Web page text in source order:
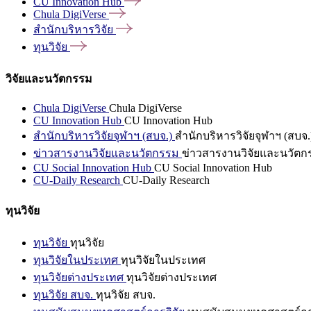
Chula DigiVerse
สำนักบริหารวิจัย
ทุนวิจัย
วิจัยและนวัตกรรม
Chula DigiVerse Chula DigiVerse
CU Innovation Hub CU Innovation Hub
สำนักบริหารวิจัยจุฬาฯ (สบจ.) สำนักบริหารวิจัยจุฬาฯ (สบจ
ข่าวสารงานวิจัยและนวัตกรรม ข่าวสารงานวิจัยและนวัตก
CU Social Innovation Hub CU Social Innovation Hub
CU-Daily Research CU-Daily Research
ทุนวิจัย
ทุนวิจัย ทุนวิจัย
ทุนวิจัยในประเทศ ทุนวิจัยในประเทศ
ทุนวิจัยต่างประเทศ ทุนวิจัยต่างประเทศ
ทุนวิจัย สบจ. ทุนวิจัย สบจ.